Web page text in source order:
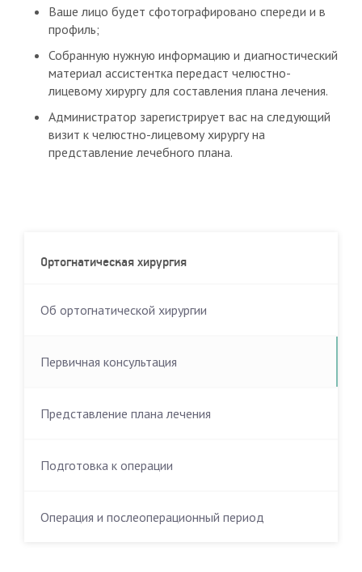
Ваше лицо будет сфотографировано спереди и в
профиль;
Собранную нужную информацию и диагностический
материал ассистентка передаст челюстно-
лицевому хирургу для составления плана лечения.
Администратор зарегистрирует вас на следующий
визит к челюстно-лицевому хирургу на
представление лечебного плана.
Ортогнатическая хирургия
Об ортогнатической хирургии
Первичная консультация
Представление плана лечения
Подготовка к операции
Операция и послеоперационный период